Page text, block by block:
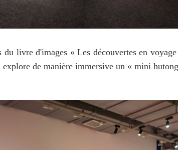
livre d'images « Les découvertes en
de manière immersive un « mini